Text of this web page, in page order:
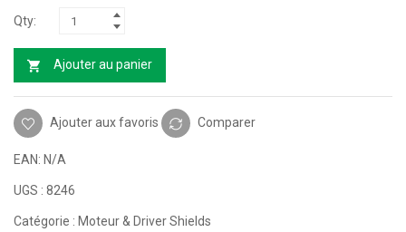
Ajouter au panier
Ajouter aux favoris Comparer
EAN: N/A
UGS : 8246
Catégorie : Moteur & Driver Shields